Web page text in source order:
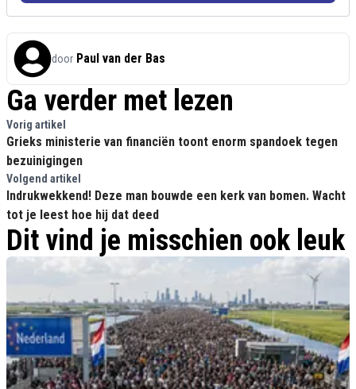
door Paul van der Bas
Ga verder met lezen
Vorig artikel
Grieks ministerie van financiën toont enorm spandoek tegen
bezuinigingen
Volgend artikel
Indrukwekkend! Deze man bouwde een kerk van bomen. Wacht
tot je leest hoe hij dat deed
Dit vind je misschien ook leuk